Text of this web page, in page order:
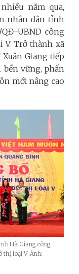
năm qua,
nhân dân tỉnh
UBND công
V. Trở thành xã
Giang tiếp
bền vững, phấn
mới nâng cao
Hà Giang công
thị loại V_Ảnh: